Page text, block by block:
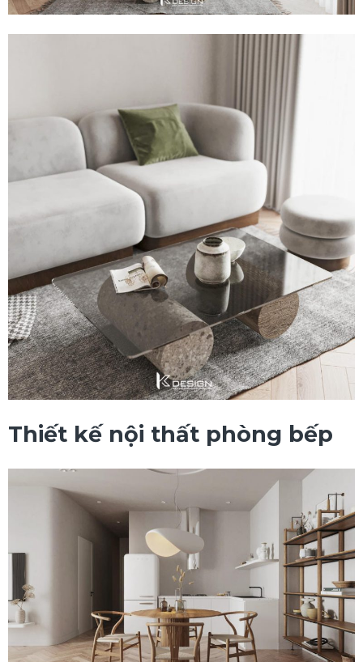
Thiết kế nội thất phòng bếp